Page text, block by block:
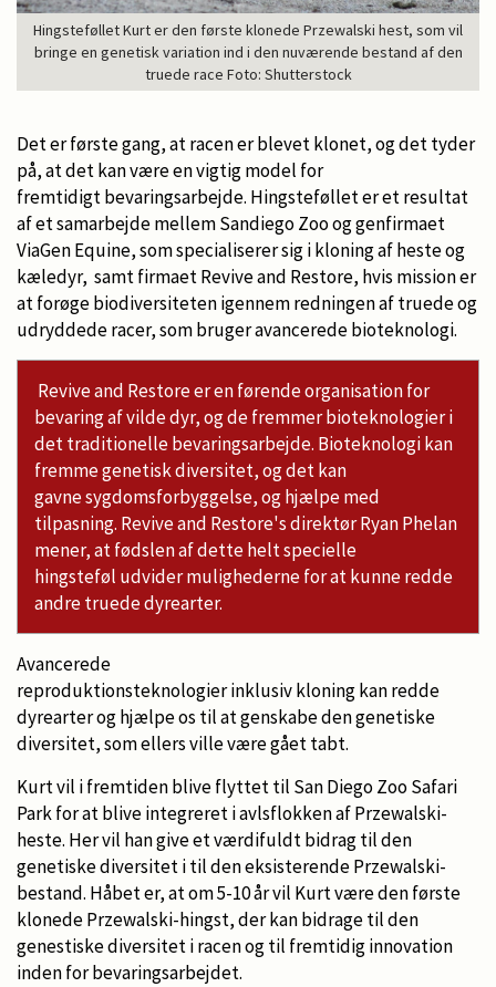
Hingsteføllet Kurt er den første klonede Przewalski hest, som vil
bringe en genetisk variation ind i den nuværende bestand af den
truede race Foto: Shutterstock
Det er første gang, at racen er blevet klonet, og det tyder
på, at det kan være en vigtig model for
fremtidigt bevaringsarbejde. Hingsteføllet er et resultat
af et samarbejde mellem Sandiego Zoo og genfirmaet
ViaGen Equine, som specialiserer sig i kloning af heste og
kæledyr, samt firmaet Revive and Restore, hvis mission er
at forøge biodiversiteten igennem redningen af truede og
udryddede racer, som bruger avancerede bioteknologi.
Revive and Restore er en førende organisation for
bevaring af vilde dyr, og de fremmer bioteknologier i
det traditionelle bevaringsarbejde. Bioteknologi kan
fremme genetisk diversitet, og det kan
gavne sygdomsforbyggelse, og hjælpe med
tilpasning. Revive and Restore's direktør Ryan Phelan
mener, at fødslen af dette helt specielle
hingsteføl udvider mulighederne for at kunne redde
andre truede dyrearter.
Avancerede
reproduktionsteknologier inklusiv kloning kan redde
dyrearter og hjælpe os til at genskabe den genetiske
diversitet, som ellers ville være gået tabt.
Kurt vil i fremtiden blive flyttet til San Diego Zoo Safari
Park for at blive integreret i avlsflokken af Przewalski-
heste. Her vil han give et værdifuldt bidrag til den
genetiske diversitet i til den eksisterende Przewalski-
bestand. Håbet er, at om 5-10 år vil Kurt være den første
klonede Przewalski-hingst, der kan bidrage til den
genestiske diversitet i racen og til fremtidig innovation
inden for bevaringsarbejdet.